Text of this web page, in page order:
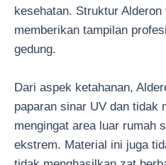
kesehatan. Struktur
memberikan tampilan
gedung.
Dari aspek ketahanan,
paparan sinar UV dan tidak
mengingat area luar rumah
ekstrem. Material ini juga